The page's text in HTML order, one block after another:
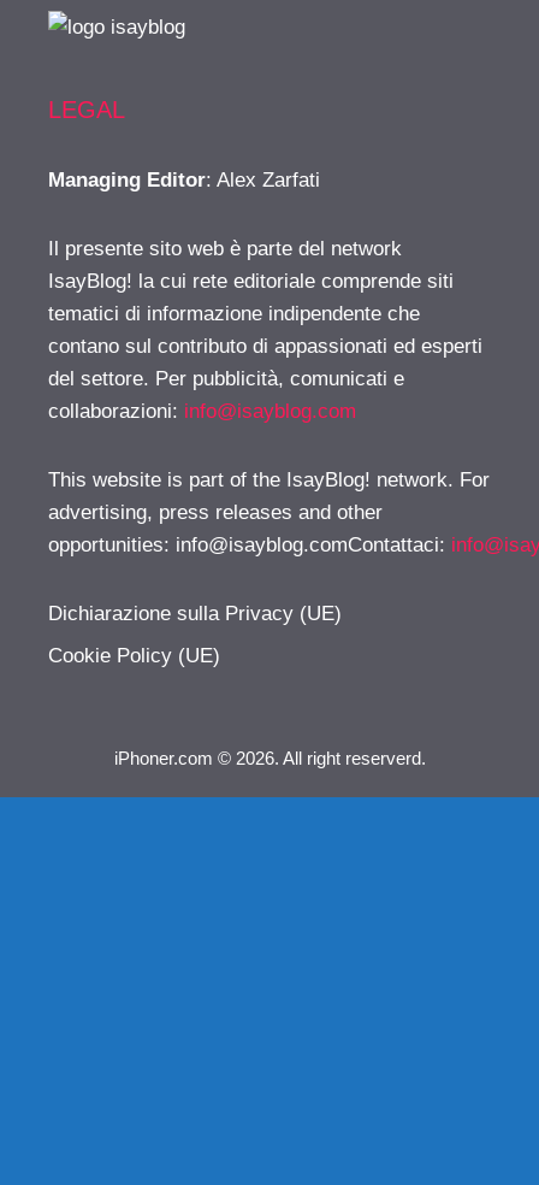
LEGAL
Managing Editor: Alex Zarfati
Il presente sito web è parte del network
IsayBlog! la cui rete editoriale comprende siti
tematici di informazione indipendente che
contano sul contributo di appassionati ed esperti
del settore. Per pubblicità, comunicati e
collaborazioni: info@isayblog.com
This website is part of the IsayBlog! network. For
advertising, press releases and other
opportunities: info@isayblog.comContattaci:
Dichiarazione sulla Privacy (UE)
Cookie Policy (UE)
iPhoner.com © 2026. All right reserverd.